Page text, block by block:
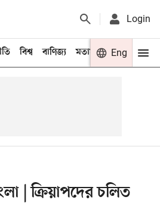
Login
বিশ্ব বাণিজ্য মতামত খেলা
Eng
| ক্রিয়াপদের চলিত